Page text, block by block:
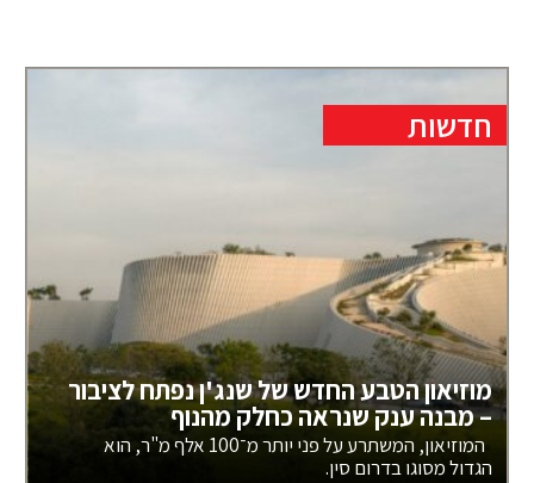
חדשות
מוזיאון הטבע החדש של שנג'ן נפתח לציבור
– מבנה ענק שנראה כחלק מהנוף
המוזיאון, המשתרע על פני יותר מ־100 אלף מ"ר, הוא
הגדול מסוגו בדרום סין.